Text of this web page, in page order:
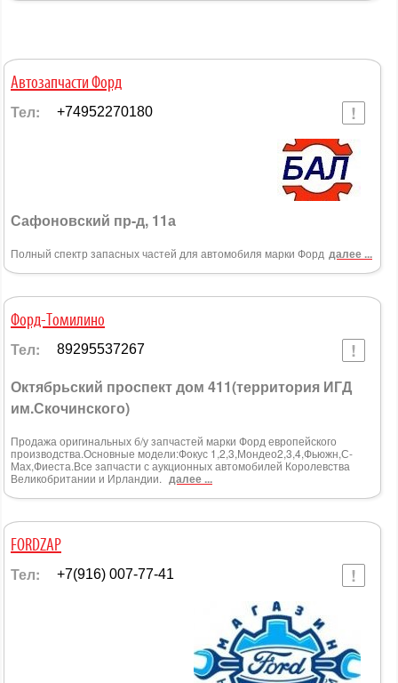
Автозапчасти Форд
Тел: +74952270180
Сафоновский пр-д, 11а
Полный спектр запасных частей для автомобиля марки Форд далее ...
Форд-Томилино
Тел: 89295537267
Октябрьский проспект дом 411(территория ИГД
им.Скочинского)
Продажа оригинальных б/у запчастей марки Форд европейского
производства.Основные модели:Фокус 1,2,3,Мондео2,3,4,Фьюжн,С-
Мах,Фиеста.Все запчасти с аукционных автомобилей Королевства
Великобритании и Ирландии. далее ...
FORDZAP
Тел: +7(916) 007-77-41